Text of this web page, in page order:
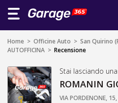
Home > Officine Auto > San Quirino
AUTOFFICINA > Recensione
Stai lasciando
ROMANIN
VIA PORDENONE,